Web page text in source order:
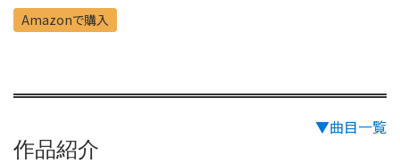
Amazonで購入
▼曲目一覧
作品紹介